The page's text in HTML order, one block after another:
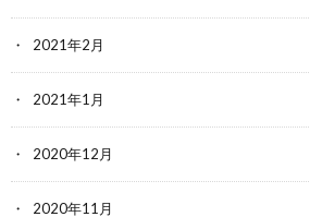
2021年2月
2021年1月
2020年12月
2020年11月